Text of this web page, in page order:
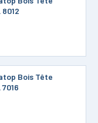
Bois Tête